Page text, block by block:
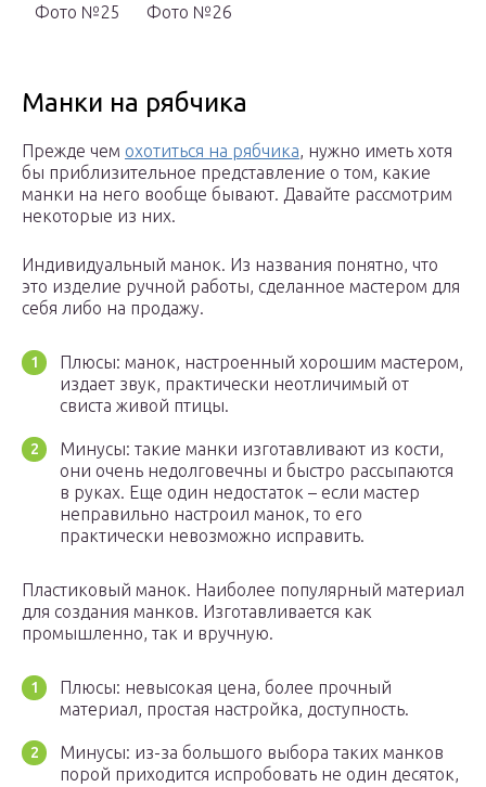
Фото №25 Фото №26
Манки на рябчика
Прежде чем охотиться на рябчика, нужно иметь хотя
бы приблизительное представление о том, какие
манки на него вообще бывают. Давайте рассмотрим
некоторые из них.
Индивидуальный манок. Из названия понятно, что
это изделие ручной работы, сделанное мастером для
себя либо на продажу.
Плюсы: манок, настроенный хорошим мастером,
издает звук, практически неотличимый от
свиста живой птицы.
Минусы: такие манки изготавливают из кости,
они очень недолговечны и быстро рассыпаются
в руках. Еще один недостаток – если мастер
неправильно настроил манок, то его
практически невозможно исправить.
Пластиковый манок. Наиболее популярный материал
для создания манков. Изготавливается как
промышленно, так и вручную.
Плюсы: невысокая цена, более прочный
материал, простая настройка, доступность.
Минусы: из-за большого выбора таких манков
порой приходится испробовать не один десяток,